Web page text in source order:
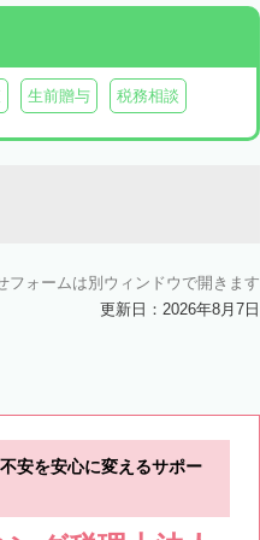
生前贈与 税務相談
フォームは別ウィンドウで開きます
更新日：2026年8月7日
安を安心に変えるサポー